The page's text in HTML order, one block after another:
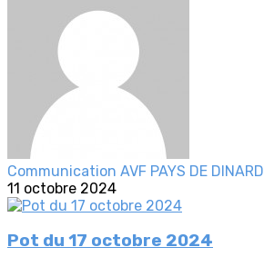
Communication AVF PAYS DE DINARD
11 octobre 2024
Pot du 17 octobre 2024